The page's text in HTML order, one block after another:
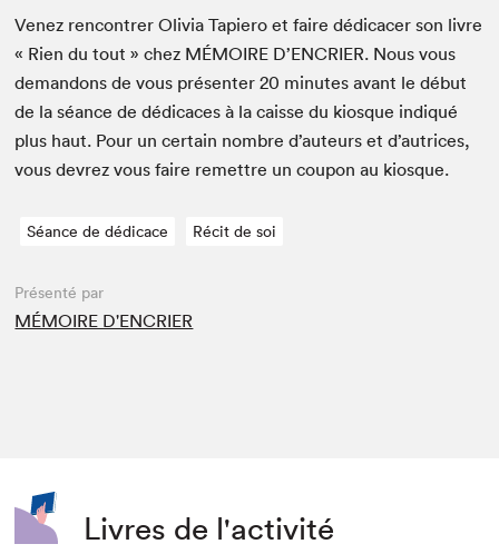
Venez ren­con­tr­er Olivia Tapiero et faire dédi­cac­er son livre
« Rien du tout » chez MÉMOIRE D’EN­CRIER. Nous vous
deman­dons de vous présen­ter20 min­utes avant le début
de la séance de dédi­caces à la caisse du kiosque indiqué
plus haut. Pour un cer­tain nom­bre d’auteurs et d’autrices,
vous devrez vous faire remet­tre un coupon au kiosque.
Séance de dédicace Récit de soi
Présenté par
MÉMOIRE D'ENCRIER
Livres de l'activité